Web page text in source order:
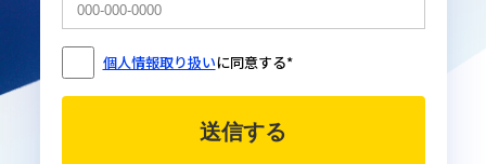
個人情報取り扱いに同意する*